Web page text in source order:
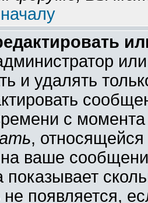
и удалять
с
,
ваше
показывает
появляется,